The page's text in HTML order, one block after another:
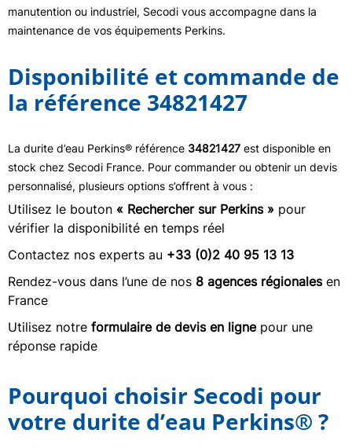
manutention ou industriel, Secodi vous accompagne dans la
maintenance de vos équipements Perkins.
Disponibilité et commande de
la référence 34821427
La durite d’eau Perkins® référence 34821427 est disponible en
stock chez Secodi France. Pour commander ou obtenir un devis
personnalisé, plusieurs options s’offrent à vous :
Utilisez le bouton « Rechercher sur Perkins » pour
vérifier la disponibilité en temps réel
Contactez nos experts au +33 (0)2 40 95 13 13
Rendez-vous dans l’une de nos 8 agences régionalesen
France
Utilisez notre formulaire de devis en lignepour une
réponse rapide
Pourquoi choisir Secodi pour
votre durite d’eau Perkins® ?